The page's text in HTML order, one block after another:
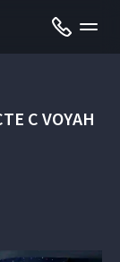
С VOYAH